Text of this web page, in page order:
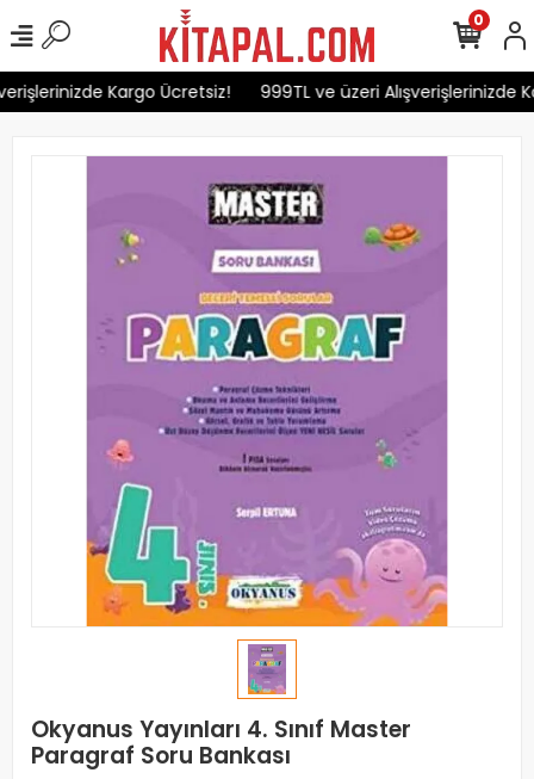
Kargo Ücretsiz! 999TL ve üzeri Alışverişlerinizde
0
Okyanus Yayınları 4. Sınıf Master
Paragraf Soru Bankası